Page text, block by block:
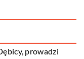
prowadzi